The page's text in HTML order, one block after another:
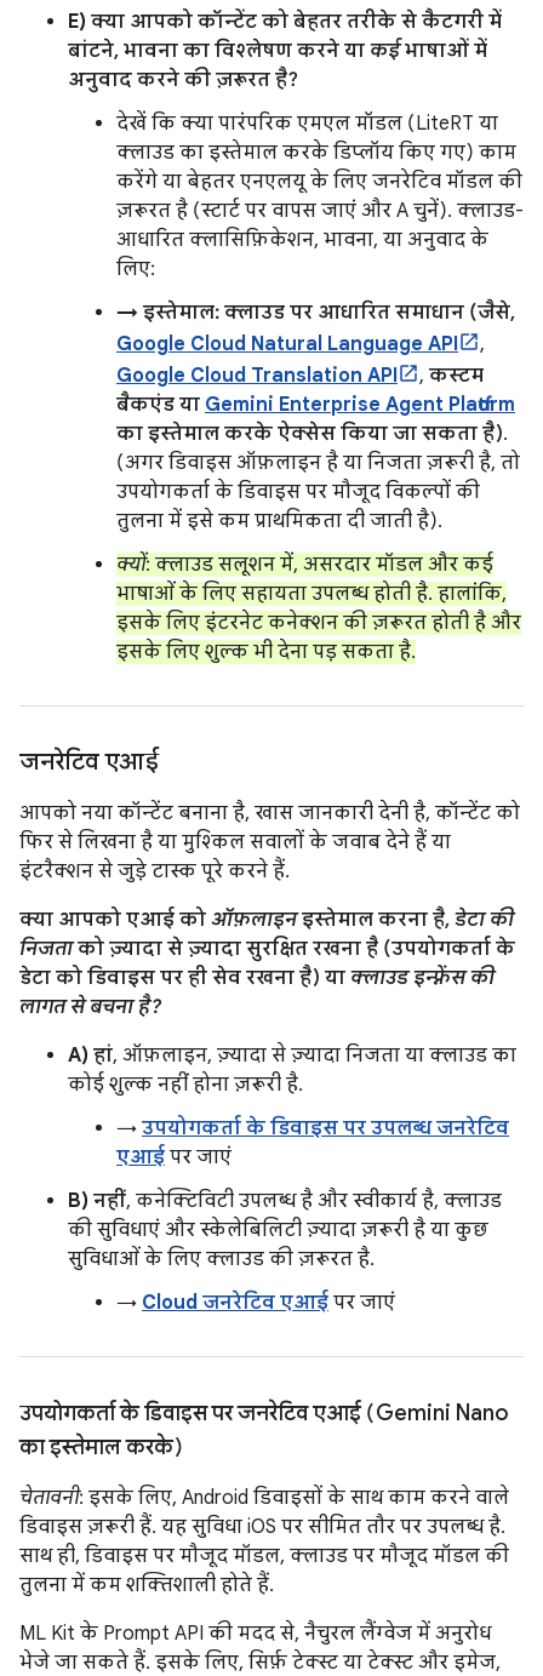
E) क्या आपको कॉन्टेंट को बेहतर तरीके से कैटगरी में
बांटने, भावना का विश्लेषण करने या कईभाषाओं में
अनुवाद करने की ज़रूरत है?
देखें कि क्या पारंपरिक एमएल मॉडल (LiteRT या
क्लाउड का इस्तेमाल करके डिप्लॉय किए गए) काम
करेंगे या बेहतर एनएलयू के लिए जनरेटिव मॉडल की
ज़रूरत है (स्टार्ट पर वापस जाएं और A चुनें). क्लाउड-
आधारित क्लासिफ़िकेशन, भावना, या अनुवाद के
लिए:
→ इस्तेमाल: क्लाउड पर आधारित समाधान (जैसे,
Google Cloud Natural Language API
,
Google Cloud Translation API
, कस्टम
बैकएंड या Gemini Enterprise Agent Platform
का इस्तेमाल करके ऐक्सेस किया जा सकता है).
(अगर डिवाइस ऑफ़लाइन है या निजता ज़रूरी है, तो
उपयोगकर्ता के डिवाइस पर मौजूद विकल्पों की
तुलना में इसे कम प्राथमिकता दी जाती है).
क्यों: क्लाउड सलूशन में, असरदार मॉडल और कई
भाषाओं के लिए सहायता उपलब्ध होती है. हालांकि,
इसके लिए इंटरनेट कनेक्शन की ज़रूरत होती है और
इसके लिए शुल्क भी देना पड़ सकता है.
जनरेटिव एआई
आपको नया कॉन्टेंट बनाना है, खास जानकारी देनी है, कॉन्टेंट को
फिर से लिखना है या मुश्किल सवालों के जवाब देने हैं या
इंटरैक्शन से जुड़े टास्क पूरे करने हैं.
क्या आपको एआई को ऑफ़लाइनइस्तेमाल करना है, डेटा की
निजताको ज़्यादा से ज़्यादा सुरक्षित रखना है (उपयोगकर्ता के
डेटा को डिवाइस पर ही सेव रखना है) या क्लाउड इन्फ़्रेंस की
लागत से बचना है?
A) हां, ऑफ़लाइन, ज़्यादा से ज़्यादा निजता या क्लाउड का
कोई शुल्क नहीं होना ज़रूरी है.
→ उपयोगकर्ता के डिवाइस पर उपलब्ध जनरेटिव
एआई पर जाएं
B) नहीं, कनेक्टिविटी उपलब्ध है और स्वीकार्य है, क्लाउड
की सुविधाएं और स्केलेबिलिटी ज़्यादा ज़रूरी है या कुछ
सुविधाओं के लिए क्लाउड की ज़रूरत है.
→ Cloud जनरेटिव एआई पर जाएं
उपयोगकर्ता के डिवाइस पर जनरेटिव एआई (Gemini Nano
का इस्तेमाल करके)
चेतावनी: इसके लिए, Android डिवाइसों के साथ काम करने वाले
डिवाइस ज़रूरी हैं. यह सुविधा iOS पर सीमित तौर पर उपलब्ध है.
साथ ही, डिवाइस पर मौजूद मॉडल, क्लाउड पर मौजूद मॉडल की
तुलना में कम शक्तिशाली होते हैं.
ML Kit के Prompt API की मदद से, नैचुरल लैंग्वेज में अनुरोध
भेजे जा सकते हैं. इसके लिए, सिर्फ़ टेक्स्ट या टेक्स्ट और इमेज,